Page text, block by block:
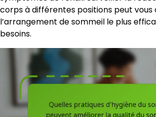
corps à différentes positions peut vous
l’arrangement de sommeil le plus
besoins.